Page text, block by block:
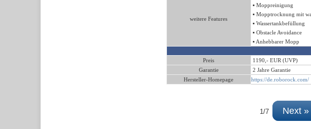
weitere Features
▪ Moppreinigung
▪ Mopptrocknung mit
▪ Wassertankbefüllung
▪ Obstacle Avoidance
▪ Anhebbarer Mopp
Preis
1190,- EUR (UVP)
Garantie
2 Jahre Garantie
Hersteller-Homepage
https://de.roborock.com/
1/7 Next »